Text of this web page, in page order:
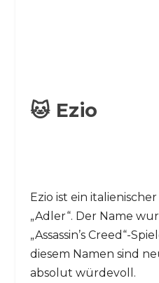
🐱 Ezio
Ezio ist ein
„Adler“. Der Name
„Assassin’s Creed“-
diesem Namen sind
absolut würdevoll.